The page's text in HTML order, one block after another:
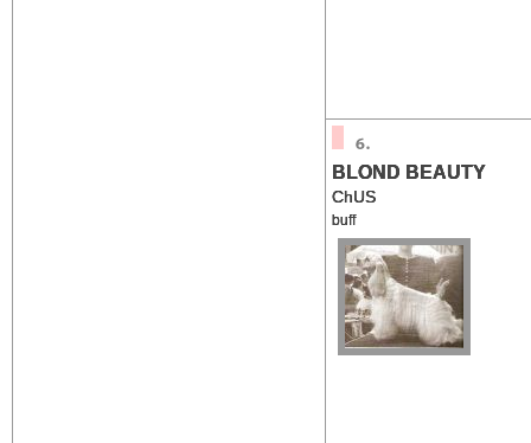
BLOND BEAUTY
ChUS
buff